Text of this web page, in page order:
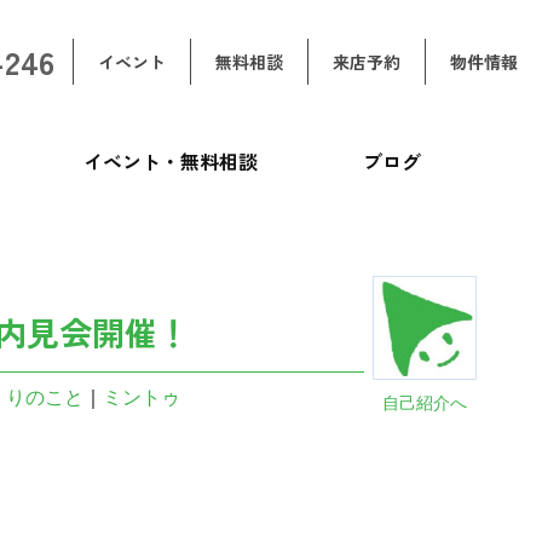
イベント 無料相談 来店予約 物件情報
イベント・無料相談 ブログ
自己紹介へ
見会開催！
りのこと ミントゥ